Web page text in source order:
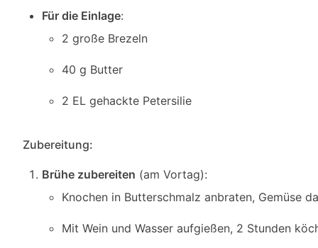
Für die Einlage:
2 große Brezeln
40 g Butter
2 EL gehackte Petersilie
Zubereitung:
Brühe zubereiten (am Vortag):
Knochen in Butterschmalz anbraten, Gemüse
Mit Wein und Wasser aufgießen, 2 Stunden